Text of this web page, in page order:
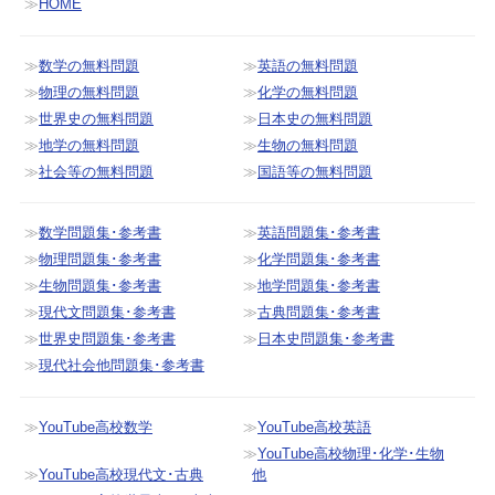
HOME
数学の無料問題
英語の無料問題
物理の無料問題
化学の無料問題
世界史の無料問題
日本史の無料問題
地学の無料問題
生物の無料問題
社会等の無料問題
国語等の無料問題
数学問題集･参考書
英語問題集･参考書
物理問題集･参考書
化学問題集･参考書
生物問題集･参考書
地学問題集･参考書
現代文問題集･参考書
古典問題集･参考書
世界史問題集･参考書
日本史問題集･参考書
現代社会他問題集･参考書
YouTube高校数学 YouTube高校英語
YouTube高校現代文･古典
YouTube高校物理･化学･生物
他